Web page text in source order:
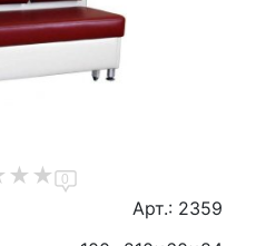
0
Арт.: 2359